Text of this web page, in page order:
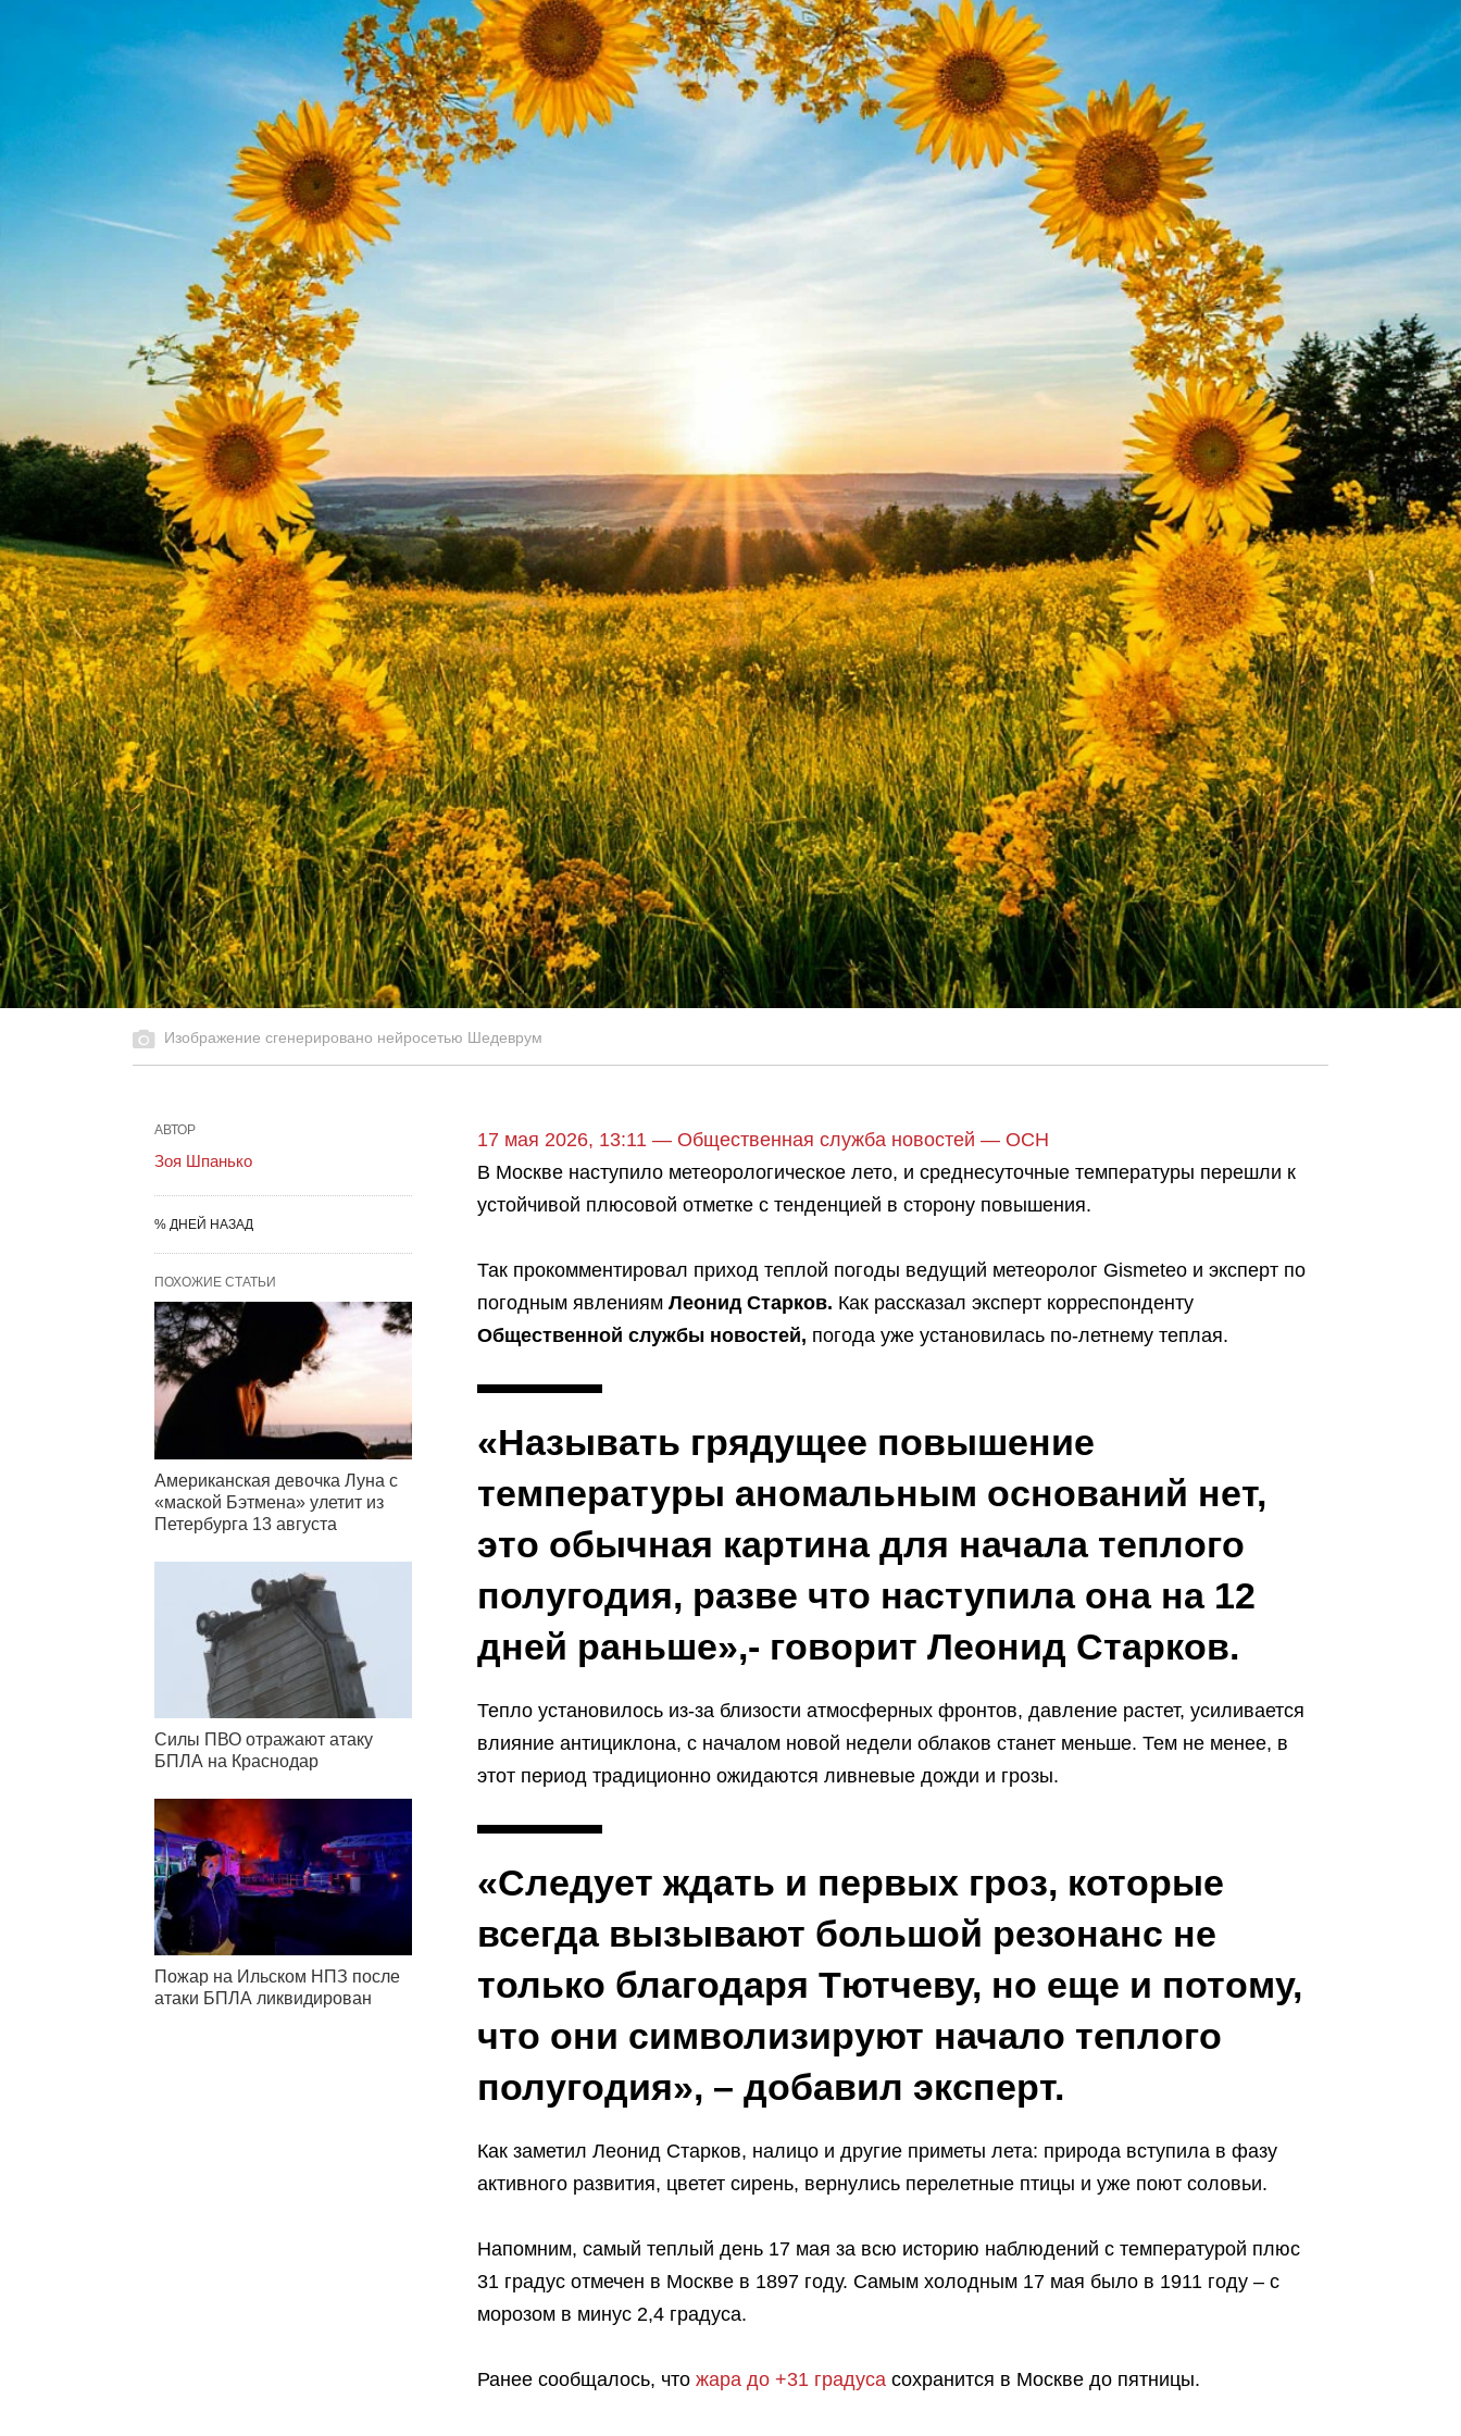
Изображение сгенерировано нейросетью Шедеврум
17 мая 2026, 13:11 — Общественная служба новостей — ОСН
В Москве наступило метеорологическое лето, и среднесуточные температуры перешли к
устойчивой плюсовой отметке с тенденцией в сторону повышения.
Так прокомментировал приход теплой погоды ведущий метеоролог Gismeteo и эксперт по
погодным явлениям Леонид Старков. Как рассказал эксперт корреспонденту
Общественной службы новостей, погода уже установилась по-летнему теплая.
«Называть грядущее повышение
температуры аномальным оснований нет,
это обычная картина для начала теплого
полугодия, разве что наступила она на 12
дней раньше»,- говорит Леонид Старков.
Тепло установилось из-за близости атмосферных фронтов, давление растет, усиливается
влияние антициклона, с началом новой недели облаков станет меньше. Тем не менее, в
этот период традиционно ожидаются ливневые дожди и грозы.
«Следует ждать и первых гроз, которые
всегда вызывают большой резонанс не
только благодаря Тютчеву, но еще и потому,
что они символизируют начало теплого
полугодия», – добавил эксперт.
Как заметил Леонид Старков, налицо и другие приметы лета: природа вступила в фазу
активного развития, цветет сирень, вернулись перелетные птицы и уже поют соловьи.
Напомним, самый теплый день 17 мая за всю историю наблюдений с температурой плюс
31 градус отмечен в Москве в 1897 году. Самым холодным 17 мая было в 1911 году – с
морозом в минус 2,4 градуса.
Ранее сообщалось, чтожара до +31 градусасохранится в Москве до пятницы.
АВТОР
Зоя Шпанько
% ДНЕЙ НАЗАД
ПОХОЖИЕ СТАТЬИ
Американская девочка Луна с
«маской Бэтмена» улетит из
Петербурга 13 августа
Силы ПВО отражают атаку
БПЛА на Краснодар
Пожар на Ильском НПЗ после
атаки БПЛА ликвидирован